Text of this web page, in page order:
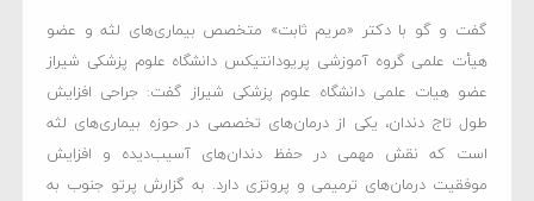
گفت و گو با دکتر «مریم ثابت» متخصص بیماری‌های لثه و عضو
هیأت علمی گروه آموزشی پریودانتیکس دانشگاه علوم پزشکی شیراز
عضو هیات علمی دانشگاه علوم پزشکی شیراز گفت: جراحی افزایش
طول تاج دندان، یکی از درمان‌های تخصصی در حوزه بیماری‌های لثه
است که نقش مهمی در حفظ دندان‌های آسیب‌دیده و افزایش
موفقیت درمان‌های ترمیمی و پروتزی دارد. به گزارش پرتو جنوب به